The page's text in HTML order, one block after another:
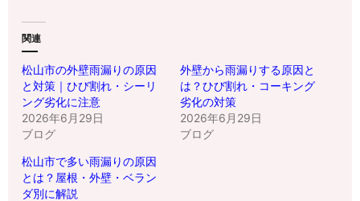
関連
松山市の外壁雨漏りの原因
と対策｜ひび割れ・シーリ
ング劣化に注意
2026年6月29日
ブログ
外壁から雨漏りする原因と
は？ひび割れ・コーキング
劣化の対策
2026年6月29日
ブログ
松山市で多い雨漏りの原因
とは？屋根・外壁・ベラン
ダ別に解説